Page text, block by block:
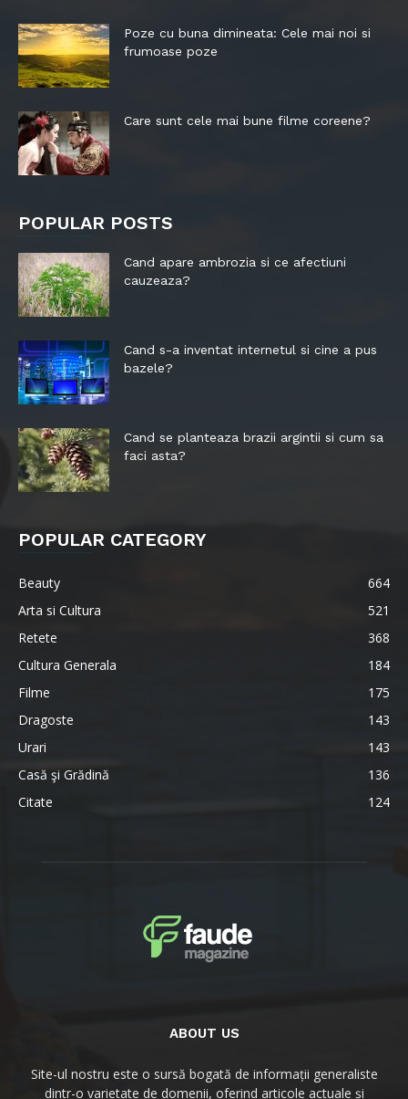
Poze cu buna dimineata: Cele mai noi si
frumoase poze
Care sunt cele mai bune filme coreene?
POPULAR POSTS
Cand apare ambrozia si ce afectiuni
cauzeaza?
Cand s-a inventat internetul si cine a pus
bazele?
Cand se planteaza brazii argintii si cum sa
faci asta?
POPULAR CATEGORY
Beauty
664
Arta si Cultura
521
Retete
368
Cultura Generala
184
Filme
175
Dragoste
143
Urari
143
Casă şi Grădină
136
Citate
124
ABOUT US
Site-ul nostru este o sursă bogată de informații generaliste
dintr-o varietate de domenii, oferind articole actuale și